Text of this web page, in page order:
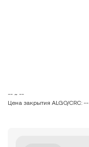
-- ~ --
Цена закрытия ALGO/CRC: --